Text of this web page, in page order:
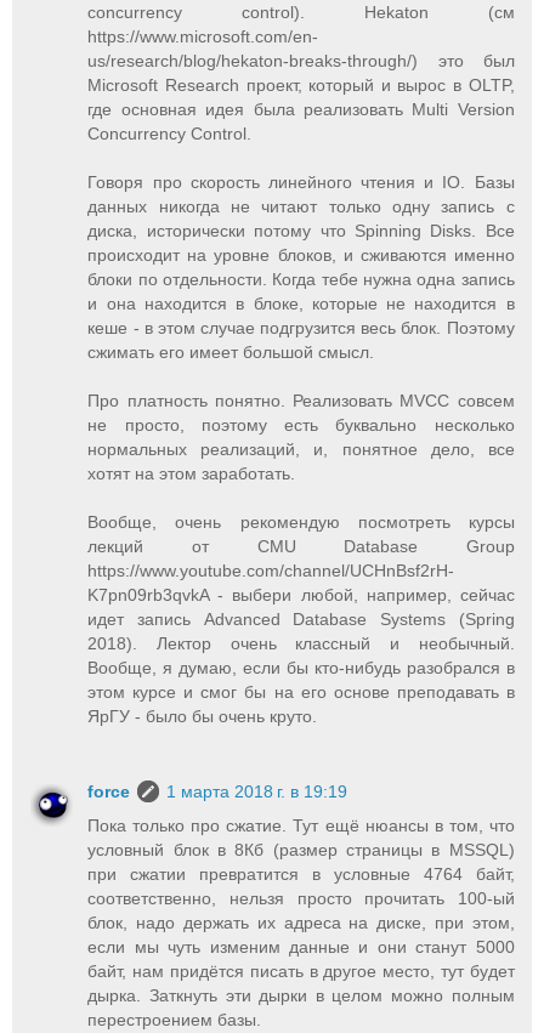
concurrency control). Hekaton (см
https://www.microsoft.com/en-
us/research/blog/hekaton-breaks-through/) это был
Microsoft Research проект, который и вырос в OLTP,
где основная идея была реализовать Multi Version
Concurrency Control.
Говоря про скорость линейного чтения и IO. Базы
данных никогда не читают только одну запись с
диска, исторически потому что Spinning Disks. Все
происходит на уровне блоков, и сживаются именно
блоки по отдельности. Когда тебе нужна одна запись
и она находится в блоке, которые не находится в
кеше - в этом случае подгрузится весь блок. Поэтому
сжимать его имеет большой смысл.
Про платность понятно. Реализовать MVCC совсем
не просто, поэтому есть буквально несколько
нормальных реализаций, и, понятное дело, все
хотят на этом заработать.
Вообще, очень рекомендую посмотреть курсы
лекций от CMU Database Group
https://www.youtube.com/channel/UCHnBsf2rH-
K7pn09rb3qvkA - выбери любой, например, сейчас
идет запись Advanced Database Systems (Spring
2018). Лектор очень классный и необычный.
Вообще, я думаю, если бы кто-нибудь разобрался в
этом курсе и смог бы на его основе преподавать в
ЯрГУ - было бы очень круто.
force
1 марта 2018 г. в 19:19
Пока только про сжатие. Тут ещё нюансы в том, что
условный блок в 8Кб (размер страницы в MSSQL)
при сжатии превратится в условные 4764 байт,
соответственно, нельзя просто прочитать 100-ый
блок, надо держать их адреса на диске, при этом,
если мы чуть изменим данные и они станут 5000
байт, нам придётся писать в другое место, тут будет
дырка. Заткнуть эти дырки в целом можно полным
перестроением базы.